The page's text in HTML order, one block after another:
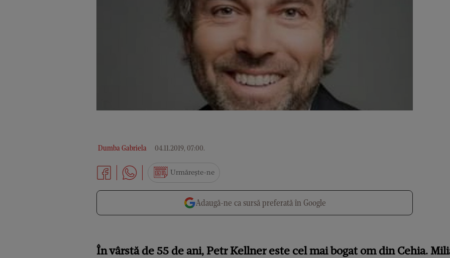
Dumba Gabriela 04.11.2019, 07:00.
Urmărește-ne
Adaugă-ne ca sursă preferată în Google
În vârstă de 55 de ani, Petr Kellner este cel mai bogat om din Cehia.